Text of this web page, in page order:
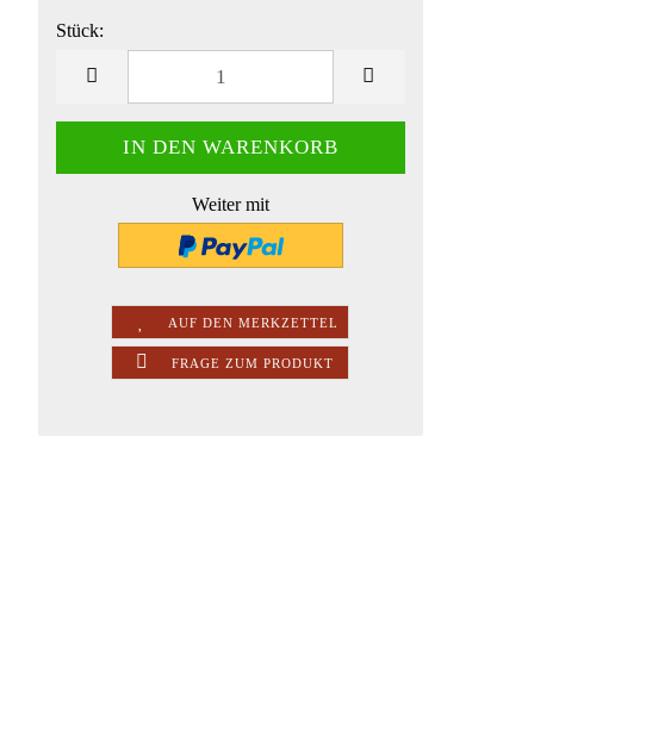
Stück:
Stück
Weiter mit
AUF DEN MERKZETTEL
FRAGE ZUM PRODUKT